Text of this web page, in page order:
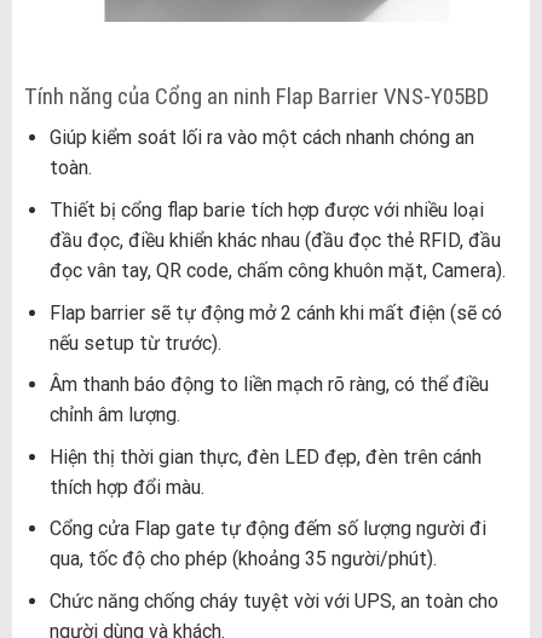
Tính năng của Cổng an ninh Flap Barrier VNS-Y05BD
Giúp kiểm soát lối ra vào một cách nhanh chóng an
toàn.
Thiết bị cổng flap barie tích hợp được với nhiều loại
đầu đọc, điều khiển khác nhau (đầu đọc thẻ RFID, đầu
đọc vân tay, QR code, chấm công khuôn mặt, Camera).
Flap barrier sẽ tự động mở 2 cánh khi mất điện (sẽ có
nếu setup từ trước).
Âm thanh báo động to liền mạch rõ ràng, có thể điều
chỉnh âm lượng.
Hiện thị thời gian thực, đèn LED đẹp, đèn trên cánh
thích hợp đổi màu.
Cổng cửa Flap gate tự động đếm số lượng người đi
qua, tốc độ cho phép (khoảng 35 người/phút).
Chức năng chống cháy tuyệt vời với UPS, an toàn cho
người dùng và khách.